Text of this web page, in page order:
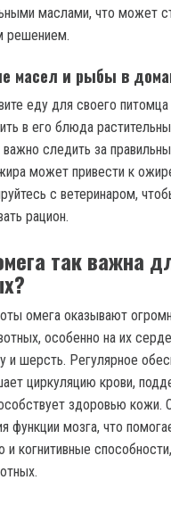
маслами, что может
решением.
масел и рыбы в
еду для своего
в его блюда
следить за
может привести к
с ветеринаром,
рацион.
так важна
омега оказывают
особенно на их
и шерсть. Регулярное
циркуляцию крови,
здоровью кожи.
функции мозга, что
и когнитивные